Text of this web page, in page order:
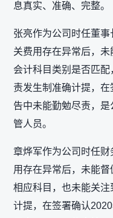
息真实、准确、完整。
张亮作为公司时任董
关费用存在异常后，
会计科目类别是否匹
责发生制准确计提，
告中未能勤勉尽责，
管人员。
章烨军作为公司时任
用存在异常后，未能
相应科目，也未能关
计提，在签署确认